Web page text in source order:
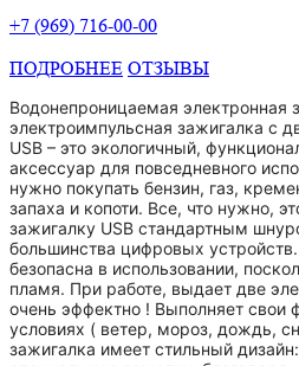
+7 (969) 716-00-00
ПОДРОБНЕЕ ОТЗЫВЫ
Водонепроницаемая электронная
электроимпульсная зажигалка с
USB – это экологичный,
аксессуар для повседневного
нужно покупать бензин, газ,
запаха и копоти. Все, что нужно,
зажигалку USB стандартным
большинства цифровых
безопасна в использовании,
пламя. При работе, выдает две
очень эффектно ! Выполняет свои
условиях ( ветер, мороз, дождь,
зажигалка имеет стильный